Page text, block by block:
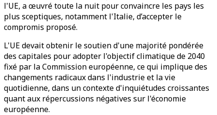
l'UE, a œuvré toute la nuit pour convaincre les pays les
plus sceptiques, notamment l'Italie, d’accepter le
compromis proposé.
L'UE devait obtenir le soutien d'une majorité pondérée
des capitales pour adopter l'objectif climatique de 2040
fixé par la Commission européenne, ce qui implique des
changements radicaux dans l'industrie et la vie
quotidienne, dans un contexte d'inquiétudes croissantes
quant aux répercussions négatives sur l'économie
européenne.